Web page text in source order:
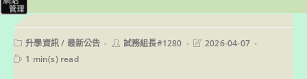
Post
category:
升學資訊/ 最新公告
Post試務組長#1280
Post2026-04-07
Reading
1 min(s) read